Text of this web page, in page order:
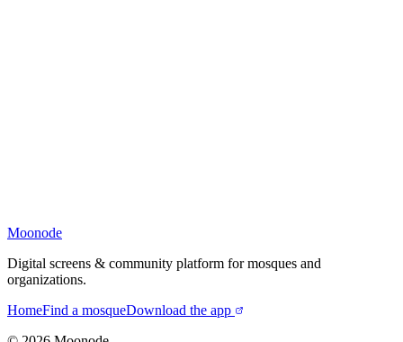
Moonode
Digital screens & community platform for mosques and
organizations.
HomeFind a mosqueDownload the app